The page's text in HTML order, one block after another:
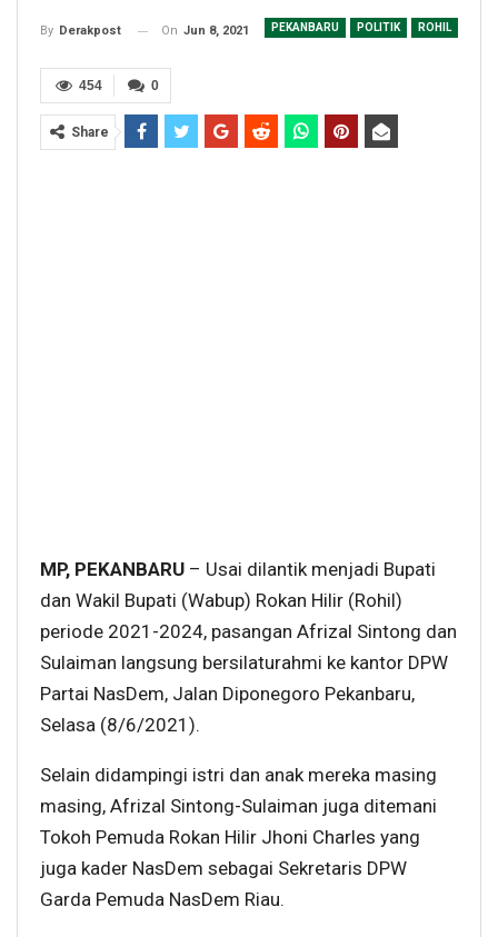
PEKANBARU POLITIK ROHIL
By Derakpost On Jun 8, 2021
0
454
Share
MP, PEKANBARU – Usai dilantik menjadi Bupati
dan Wakil Bupati (Wabup) Rokan Hilir (Rohil)
periode 2021-2024, pasangan Afrizal Sintong dan
Sulaiman langsung bersilaturahmi ke kantor DPW
Partai NasDem, Jalan Diponegoro Pekanbaru,
Selasa (8/6/2021).
Selain didampingi istri dan anak mereka masing
masing, Afrizal Sintong-Sulaiman juga ditemani
Tokoh Pemuda Rokan Hilir Jhoni Charles yang
juga kader NasDem sebagai Sekretaris DPW
Garda Pemuda NasDem Riau.